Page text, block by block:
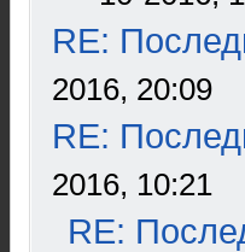
RE:
2016, 20:09
RE:
2016, 10:21
RE: